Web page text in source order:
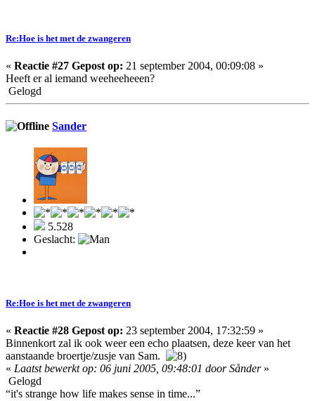
Re:Hoe is het met de zwangeren
« Reactie #27 Gepost op: 21 september 2004, 00:09:08 »
Heeft er al iemand weeheeheeen?
Gelogd
Sander
5.528
Geslacht:
Re:Hoe is het met de zwangeren
« Reactie #28 Gepost op: 23 september 2004, 17:32:59 »
Binnenkort zal ik ook weer een echo plaatsen, deze keer van het
aanstaande broertje/zusje van Sam.
« Laatst bewerkt op: 06 juni 2005, 09:48:01 door Sånder»
Gelogd
“it's strange how life makes sense in time...”